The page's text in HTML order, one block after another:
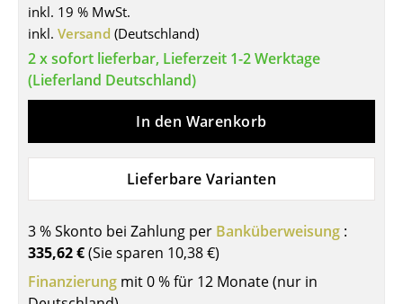
Beistelltische
Couchtische
Schreibtische
Sekretäre & PC-Tische
Konferenztische
Stehtische & Stehpulte
Kindertische
Gartentische
inkl. 19 % MwSt.
inkl. Versand (Deutschland)
2 x sofort lieferbar, Lieferzeit 1-2 Werktage
(Lieferland Deutschland)
In den Warenkorb
Lieferbare Varianten
3 % Skonto bei Zahlung per Banküberweisung :
335,62 €(Sie sparen 10,38 €)
Finanzierung mit 0 % für 12 Monate (nur in